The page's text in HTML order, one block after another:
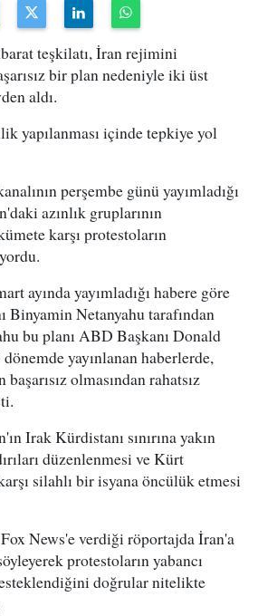
teşkilatı, İran rejimini
bir plan nedeniyle iki üst
aldı.
yapılanması içinde tepkiye yol
perşembe günü yayımladığı
azınlık gruplarının
karşı protestoların
ayında yayımladığı habere göre
Binyamin Netanyahu tarafından
bu planı ABD Başkanı Donald
yayınlanan haberlerde,
olmasından rahatsız
Irak Kürdistanı sınırına yakın
düzenlenmesi ve Kürt
silahlı bir isyana öncülük etmesi
News'e verdiği röportajda İran'a
protestoların yabancı
doğrular nitelikte